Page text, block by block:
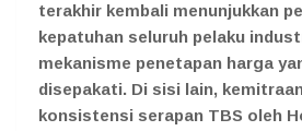
terakhir kembali menunjukkan
kepatuhan seluruh pelaku
mekanisme penetapan harga
disepakati. Di sisi lain,
konsistensi serapan TBS oleh